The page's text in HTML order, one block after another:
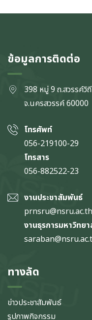
ข้อมูลการติดต่อ
398 หมู่ 9 ถ.สวรรค์วิ
จ.นครสวรรค์60000
โทรศัพท์
056-219100-29
โทรสาร
056-882522-23
งานประชาสัมพันธ์
prnsru@nsru.ac.th
งานธุรการมหาวิทย
ทางลัด
ข่าวประชาสัมพันธ์
รูปภาพกิจกรรม